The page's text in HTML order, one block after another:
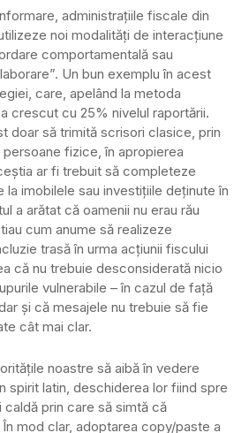
administrațiile fiscale din
noi modalități de interacțiune
comportamentală sau
Un bun exemplu în acest
care, apelând la metoda
crescut cu 25% nivelul raportării.
doar să trimită scrisori clasice, prin
fizice, în apropierea
ar fi trebuit să completeze
imobilele sau investițiile deținute în
a arătat că oamenii nu erau rău
cum anume să realizeze
trasă în urma acțiunii fiscului
că nu trebuie desconsiderată nicio
vulnerabile – în cazul de față
și că mesajele nu trebuie să fie
cât mai clar.
noastre să aibă în vedere
spirit latin, deschiderea lor fiind spre
prin care să simtă că
În mod clar, adoptarea copy/paste a